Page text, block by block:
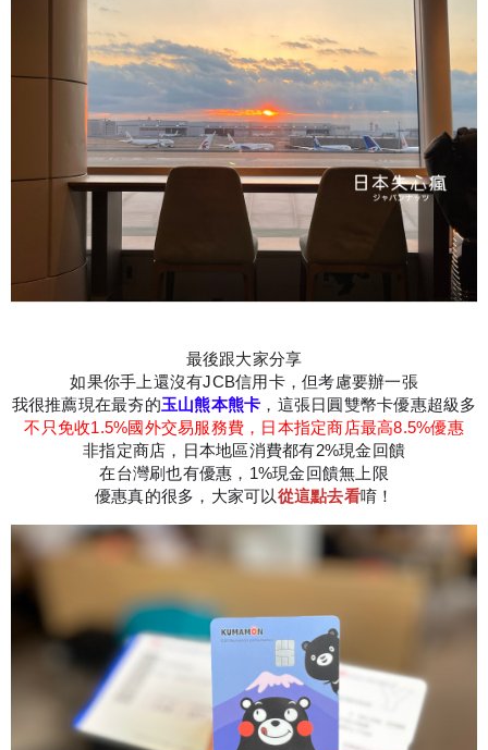
最後跟大家分享
如果你手上還沒有JCB信用卡，但考慮要辦一張
我很推薦現在最夯的玉山熊本熊卡 ，這張日圓雙幣卡優惠超級多
不只免收1.5%國外交易服務費，日本指定商店最高8.5%優惠
非指定商店，日本地區消費都有2%現金回饋
在台灣刷也有優惠，1%現金回饋無上限
優惠真的很多，大家可以從這點去看唷！